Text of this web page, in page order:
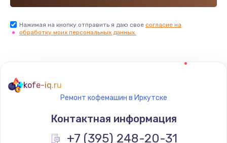
Нажимая на кнопку отправить я даю свое согласие на
обработку моих персональных данных.
kofe-iq.ru
Ремонт кофемашин в Иркутске
Контактная информация
+7 (395) 248-20-31